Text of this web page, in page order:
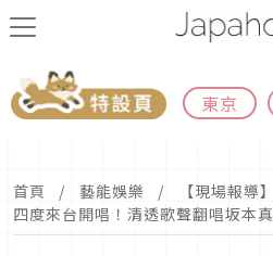
東京
首頁 藝能娛樂
【現場報
四度來台開唱！清透歌聲翻唱坂本